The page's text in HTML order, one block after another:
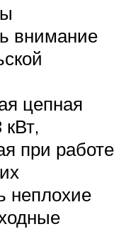
внимание
цепная
при работе
неплохие